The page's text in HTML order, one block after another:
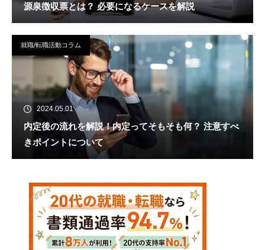
源泉徴収票とは？ 必要になるケースを解説
就職/転職活動コラム
2024.05.01
内定後の流れを解説！内定ってそもそも何？ 注意すべ
きポイントについて